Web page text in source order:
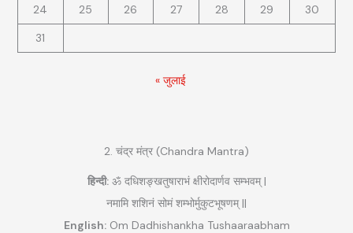
24
25 26 27 28 29
30
31
« जुलाई
2. चंद्र मंत्र (Chandra Mantra)
हिन्दी:ॐ दधिशङ्खतुषाराभं क्षीरोदार्णव सम्भवम् |
नमामि शशिनं सोमं शम्भोर्मुकुटभूषणम् ||
English:Om Dadhishankha Tushaaraabham